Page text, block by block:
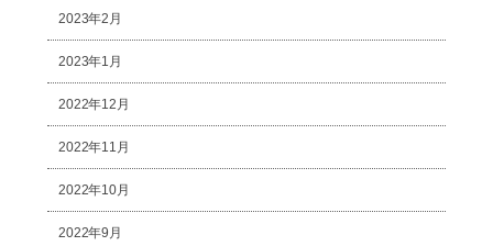
2023年2月
2023年1月
2022年12月
2022年11月
2022年10月
2022年9月